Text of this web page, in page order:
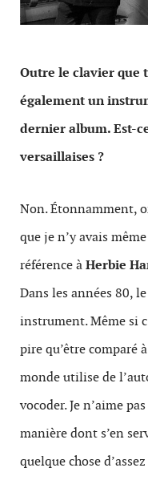
Outre le clavier que
également un
dernier album. Est-
versaillaises ?
Non. Étonnamment,
que je n’y avais
référence àHerbie
Dans les années 80,
instrument. Même si
pire qu’être comparé
monde utilise de
vocoder. Je n’aime
manière dont s’en
quelque chose